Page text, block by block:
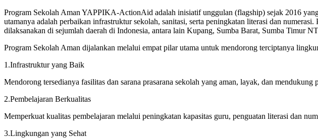
Program Sekolah Aman YAPPIKA-ActionAid adalah inisiatif unggulan (flagship) sejak 2016
utamanya adalah perbaikan infrastruktur sekolah, sanitasi, serta peningkatan literasi dan
dilaksanakan di sejumlah daerah di Indonesia, antara lain Kupang, Sumba Barat, Sumba Timur
Program Sekolah Aman dijalankan melalui empat pilar utama untuk mendorong terciptanya
1.Infrastruktur yang Baik
Mendorong tersedianya fasilitas dan sarana prasarana sekolah yang aman, layak, dan
2.Pembelajaran Berkualitas
Memperkuat kualitas pembelajaran melalui peningkatan kapasitas guru, penguatan literasi dan
3.Lingkungan yang Sehat